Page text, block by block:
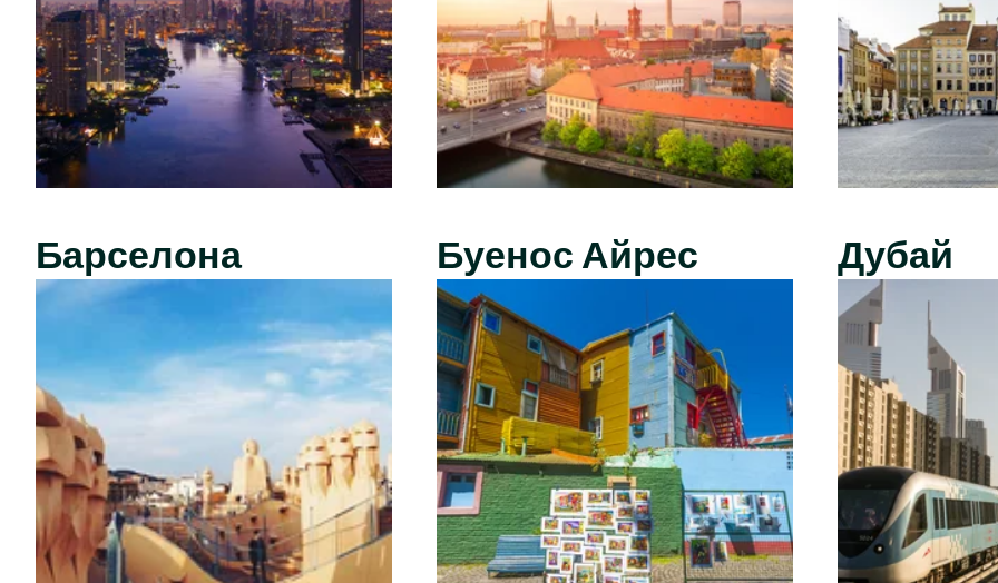
Барселона Буенос Айрес Дубай